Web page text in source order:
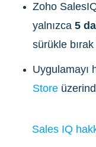
Zoho
yalnızca 5
sürükle
Uygulamayı
Store
Sales IQ